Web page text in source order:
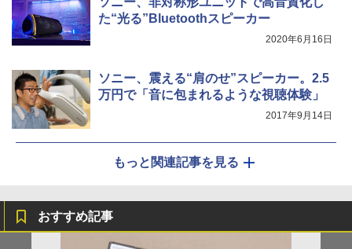
た“光る”Bluetoothスピーカー
2020年6月16日
ソニー、震える“肩のせ”スピーカー。2.5
万円で「音に包まれるような視聴体験」
2017年9月14日
もっと関連記事を見る
おすすめ記事